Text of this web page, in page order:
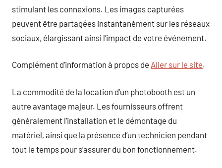
stimulant les connexions. Les images capturées
peuvent être partagées instantanément sur les réseaux
sociaux, élargissant ainsi l’impact de votre événement.
Complément d’information à propos de Aller sur le site.
La commodité de la location d’un photobooth est un
autre avantage majeur. Les fournisseurs offrent
généralement l’installation et le démontage du
matériel, ainsi que la présence d’un technicien pendant
tout le temps pour s’assurer du bon fonctionnement.